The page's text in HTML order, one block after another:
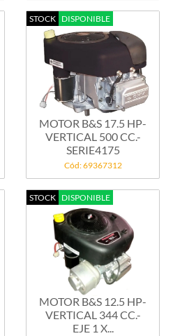
STOCK DISPONIBLE
MOTOR B&S 17.5 HP-
VERTICAL 500 CC.-
SERIE4175
Cód: 69367312
STOCK DISPONIBLE
MOTOR B&S 12.5 HP-
VERTICAL 344 CC.-
EJE 1 X...